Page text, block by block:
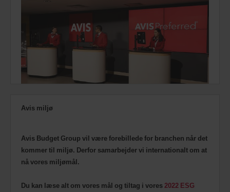
Avis miljø
Avis Budget Group vil være forebillede for branchen når det
kommer til miljø. Derfor samarbejder vi internationalt om at
nå vores miljømål.
Du kan læse alt om vores mål og tiltag i vores2022 ESG